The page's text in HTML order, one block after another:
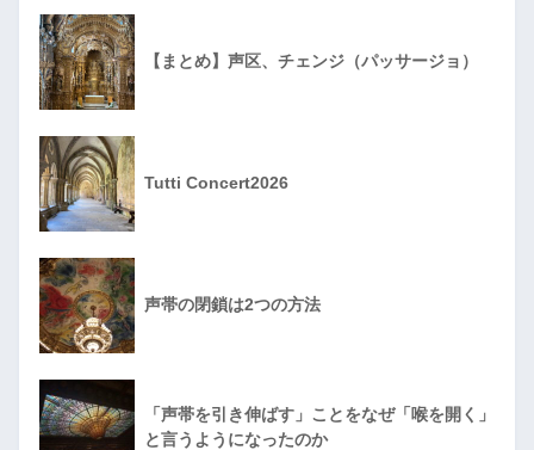
【まとめ】声区、チェンジ（パッサージョ）
Tutti Concert2026
声帯の閉鎖は2つの方法
「声帯を引き伸ばす」ことをなぜ「喉を開く」
と言うようになったのか